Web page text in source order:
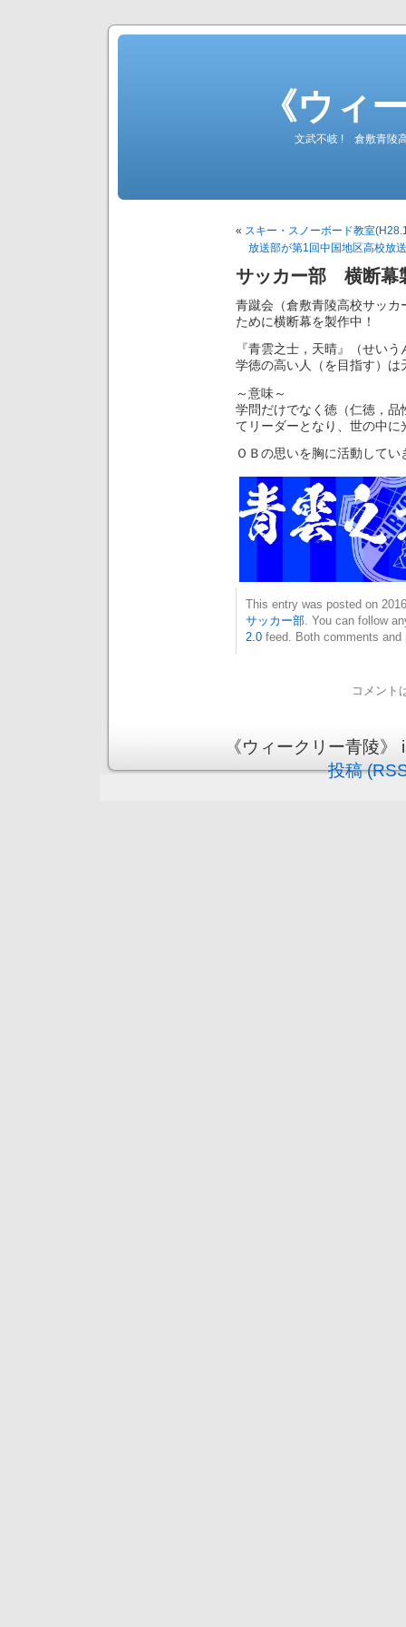
《ウィ
文武不岐 ! 倉敷青陵
« スキー・スノーボード教室
放送部が第1回中国地区高校放
サッカー部 横断幕
青蹴会（倉敷青陵高校サッ
ために横断幕を製作中！
『青雲之士，天晴』（せい
学徳の高い人（を目指す）は
～意味～
学問だけでなく徳（仁徳，
てリーダーとなり、世の中
ＯＢの思いを胸に活動して
This entry was posted on
サッカー部 . You can follow
2.0 feed. Both comments
コメント
《ウィークリー青陵
投稿